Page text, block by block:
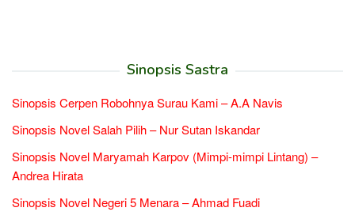
Sinopsis Sastra
Sinopsis Cerpen Robohnya Surau Kami – A.A Navis
Sinopsis Novel Salah Pilih – Nur Sutan Iskandar
Sinopsis Novel Maryamah Karpov (Mimpi-mimpi Lintang) –
Andrea Hirata
Sinopsis Novel Negeri 5 Menara – Ahmad Fuadi